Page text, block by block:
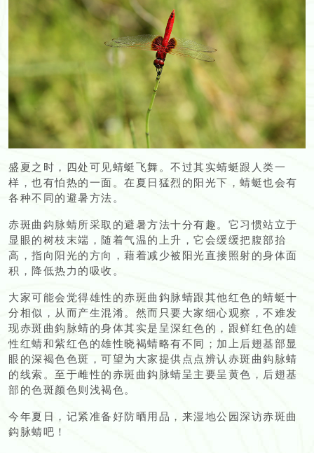
盛夏之时，四处可见蜻蜓飞舞。不过其实蜻蜓跟人类一
样，也有怕热的一面。在夏日猛烈的阳光下，蜻蜓也会有
各种不同的避暑方法。
赤斑曲鈎脉蜻所采取的避暑方法十分有趣。它习惯站立于
显眼的树枝末端，随着气温的上升，它会缓缓把腹部抬
高，指向阳光的方向，藉着减少被阳光直接照射的身体面
积，降低热力的吸收。
大家可能会觉得雄性的赤斑曲鈎脉蜻跟其他红色的蜻蜓十
分相似，从而产生混淆。然而只要大家细心观察，不难发
现赤斑曲鈎脉蜻的身体其实是呈深红色的，跟鲜红色的雄
性红蜻和紫红色的雄性晓褐蜻略有不同；加上后翅基部显
眼的深褐色色斑，可望为大家提供点点辨认赤斑曲鈎脉蜻
的线索。至于雌性的赤斑曲鈎脉蜻呈主要呈黄色，后翅基
部的色斑颜色则浅褐色。
今年夏日，记紧准备好防晒用品，来湿地公园深访赤斑曲
鈎脉蜻吧！